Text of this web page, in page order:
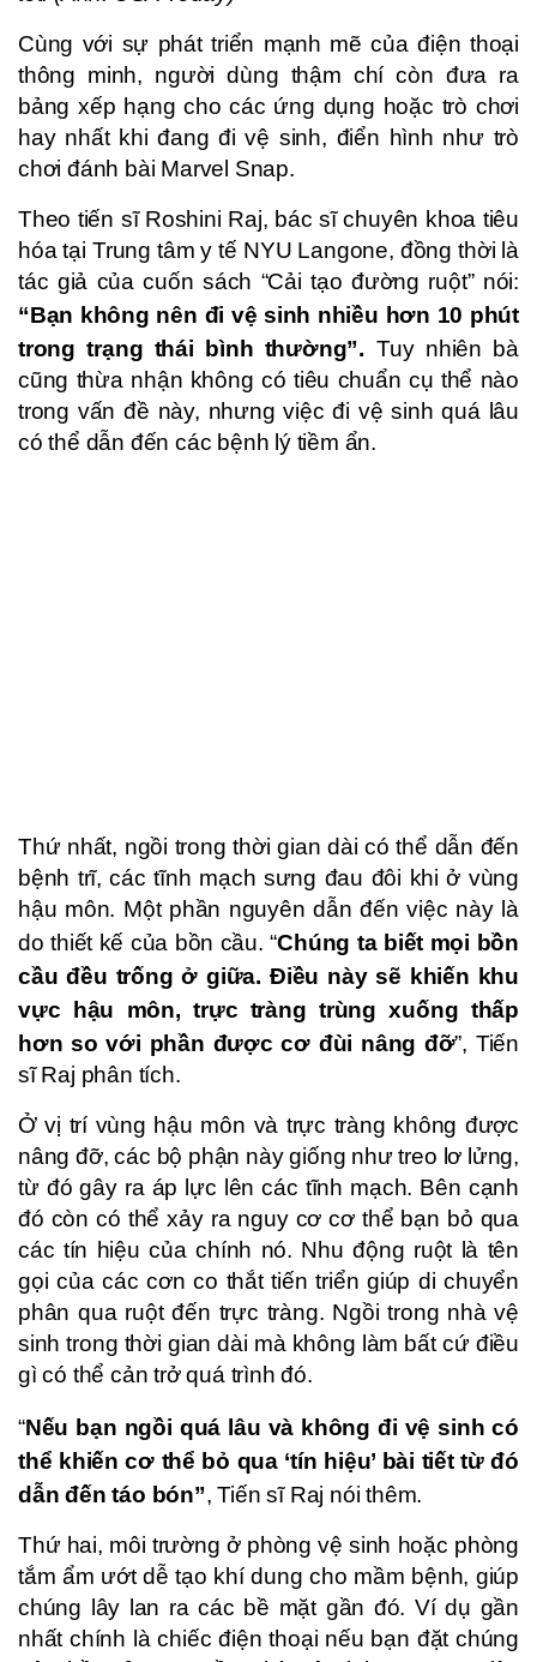
Cùng với sự phát triển mạnh mẽ của điện thoại
thông minh, người dùng thậm chí còn đưa ra
bảng xếp hạng cho các ứng dụng hoặc trò chơi
hay nhất khi đang đi vệ sinh, điển hình như trò
chơi đánh bài Marvel Snap.
Theo tiến sĩ Roshini Raj, bác sĩ chuyên khoa tiêu
hóa tại Trung tâm y tế NYU Langone, đồng thời là
tác giả của cuốn sách “Cải tạo đường ruột” nói:
“Bạn không nên đi vệ sinh nhiều hơn 10 phút
trong trạng thái bình thường”. Tuy nhiên bà
cũng thừa nhận không có tiêu chuẩn cụ thể nào
trong vấn đề này, nhưng việc đi vệ sinh quá lâu
có thể dẫn đến các bệnh lý tiềm ẩn.
Thứ nhất, ngồi trong thời gian dài có thể dẫn đến
bệnh trĩ, các tĩnh mạch sưng đau đôi khi ở vùng
hậu môn. Một phần nguyên dẫn đến việc này là
do thiết kế của bồn cầu. “Chúng ta biết mọi bồn
cầu đều trống ở giữa. Điều này sẽ khiến khu
vực hậu môn, trực tràng trùng xuống thấp
hơn so với phần được cơ đùi nâng đỡ”, Tiến
sĩ Raj phân tích.
Ở vị trí vùng hậu môn và trực tràng không được
nâng đỡ, các bộ phận này giống như treo lơ lửng,
từ đó gây ra áp lực lên các tĩnh mạch. Bên cạnh
đó còn có thể xảy ra nguy cơ cơ thể bạn bỏ qua
các tín hiệu của chính nó. Nhu động ruột là tên
gọi của các cơn co thắt tiến triển giúp di chuyển
phân qua ruột đến trực tràng. Ngồi trong nhà vệ
sinh trong thời gian dài mà không làm bất cứ điều
gì có thể cản trở quá trình đó.
“Nếu bạn ngồi quá lâu và không đi vệ sinh có
thể khiến cơ thể bỏ qua ‘tín hiệu’ bài tiết từ đó
dẫn đến táo bón”, Tiến sĩ Raj nói thêm.
Thứ hai, môi trường ở phòng vệ sinh hoặc phòng
tắm ẩm ướt dễ tạo khí dung cho mầm bệnh, giúp
chúng lây lan ra các bề mặt gần đó. Ví dụ gần
nhất chính là chiếc điện thoại nếu bạn đặt chúng